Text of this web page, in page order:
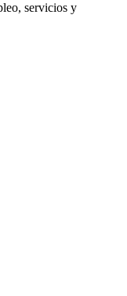
servicios y